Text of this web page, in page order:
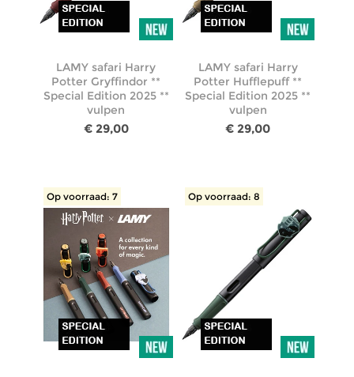
LAMY safari Harry
Potter Gryffindor **
Special Edition 2025 **
vulpen
€ 29,00
LAMY safari Harry
Potter Hufflepuff **
Special Edition 2025 **
vulpen
€ 29,00
Op voorraad: 7 Op voorraad: 8